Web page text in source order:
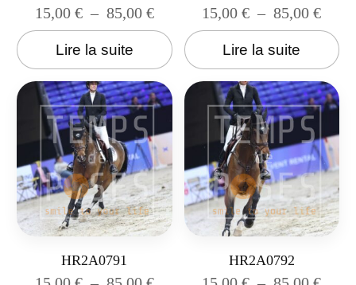
15,00 € – 85,00 €
Lire la suite
15,00€ – 85,00€
Lire la suite
HR2A0791 HR2A0792